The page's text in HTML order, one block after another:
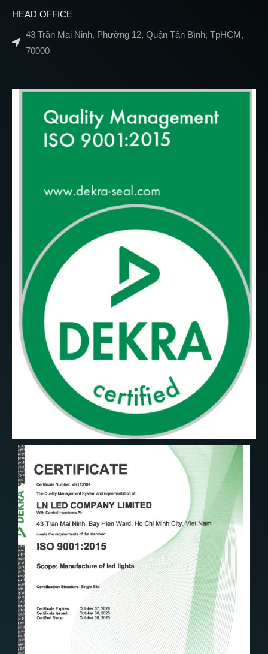
HEAD OFFICE
43 Trần Mai Ninh, Phường 12, Quận Tân Bình, TpHCM,
70000